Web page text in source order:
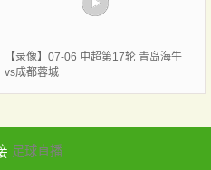
【录像】07-06 中超第17轮 青岛海牛
vs成都蓉城
足球直播